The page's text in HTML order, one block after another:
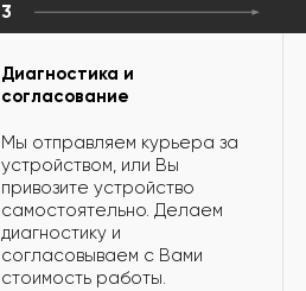
3
Диагностика и
согласование
Мы отправляем курьера за
устройством, или Вы
привозите устройство
самостоятельно. Делаем
диагностику и
согласовываем с Вами
стоимость работы.